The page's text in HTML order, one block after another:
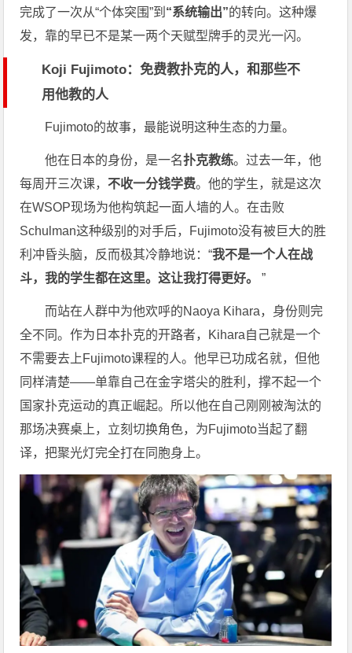
完成了一次从“个体突围”到 “系统输出”的转向。这种爆
发，靠的早已不是某一两个天赋型牌手的灵光一闪。
Koji Fujimoto：免费教扑克的人，和那些不
用他教的人
Fujimoto的故事，最能说明这种生态的力量。
他在日本的身份，是一名扑克教练。过去一年，他
每周开三次课，不收一分钱学费。他的学生，就是这次
在WSOP现场为他构筑起一面人墙的人。在击败
Schulman这种级别的对手后，Fujimoto没有被巨大的胜
利冲昏头脑，反而极其冷静地说：“我不是一个人在战
斗，我的学生都在这里。这让我打得更好。
”
而站在人群中为他欢呼的Naoya Kihara，身份则完
全不同。作为日本扑克的开路者，Kihara自己就是一个
不需要去上Fujimoto课程的人。他早已功成名就，但他
同样清楚——单靠自己在金字塔尖的胜利，撑不起一个
国家扑克运动的真正崛起。所以他在自己刚刚被淘汰的
那场决赛桌上，立刻切换角色，为Fujimoto当起了翻
译，把聚光灯完全打在同胞身上。